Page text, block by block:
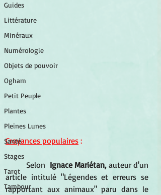
Guides
Littérature
Minéraux
Numérologie
Objets de pouvoir
Ogham
Petit Peuple
Plantes
Pleines Lunes
Santé
Stages
Tarot
Tambour
Croyances populaires :
Selon Ignace Mariétan, auteur d'un
article intitulé "Légendes et erreurs se